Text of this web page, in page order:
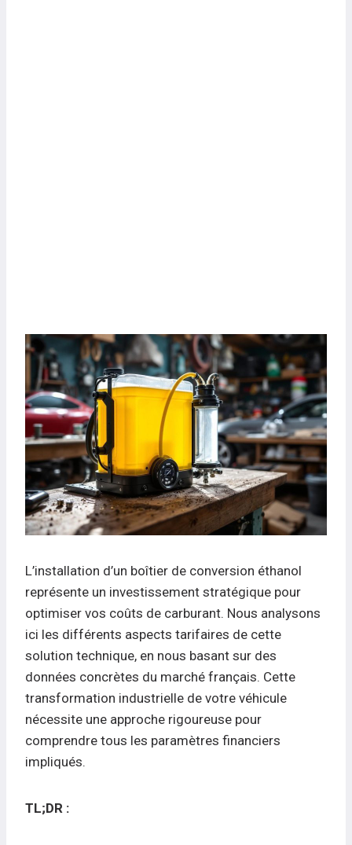
L’installation d’un boîtier de conversion éthanol
représente un investissement stratégique pour
optimiser vos coûts de carburant. Nous analysons
ici les différents aspects tarifaires de cette
solution technique, en nous basant sur des
données concrètes du marché français. Cette
transformation industrielle de votre véhicule
nécessite une approche rigoureuse pour
comprendre tous les paramètres financiers
impliqués.
TL;DR :